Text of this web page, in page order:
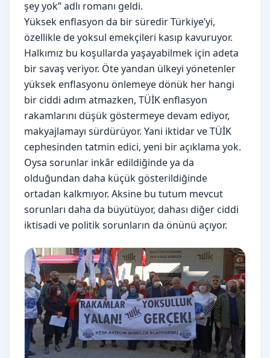
şey yok” adlı romanı geldi.
Yüksek enflasyon da bir süredir Türkiye’yi,
özellikle de yoksul emekçileri kasıp kavuruyor.
Halkımız bu koşullarda yaşayabilmek için adeta
bir savaş veriyor. Öte yandan ülkeyi yönetenler
yüksek enflasyonu önlemeye dönük her hangi
bir ciddi adım atmazken, TÜİK enflasyon
rakamlarını düşük göstermeye devam ediyor,
makyajlamayı sürdürüyor. Yani iktidar ve TÜİK
cephesinden tatmin edici, yeni bir açıklama yok.
Oysa sorunlar inkâr edildiğinde ya da
olduğundan daha küçük gösterildiğinde
ortadan kalkmıyor. Aksine bu tutum mevcut
sorunları daha da büyütüyor, dahası diğer ciddi
iktisadi ve politik sorunların da önünü açıyor.